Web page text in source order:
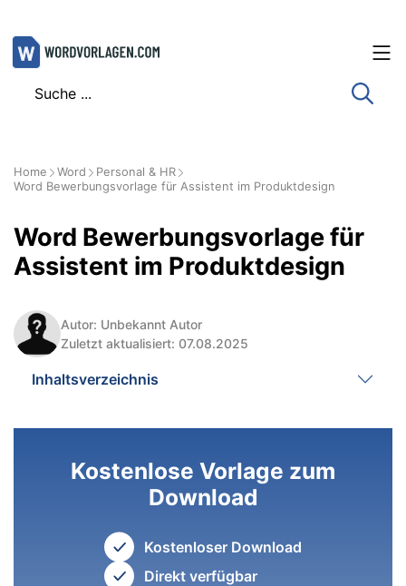
Zum
Inhalt
Home Word
Personal & HR
Word Bewerbungsvorlage für Assistent im Produktdesign
Word Bewerbungsvorlage für
Assistent im Produktdesign
Autor: Unbekannt Autor
Zuletzt aktualisiert: 07.08.2025
Inhaltsverzeichnis
Kostenlose Vorlage zum
Download
Kostenloser Download
Direkt verfügbar